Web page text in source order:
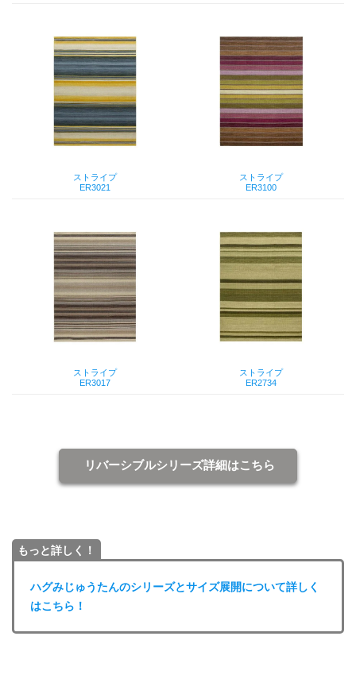
ストライプ
ER3021
ストライプ
ER3100
ストライプ
ER3017
ストライプ
ER2734
リバーシブルシリーズ詳細はこちら
もっと詳しく！
ハグみじゅうたんのシリーズとサイズ展開について詳しく
はこちら！